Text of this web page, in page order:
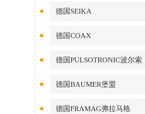
德国SEIKA
德国COAX
德国PULSOTRONIC波尔索
德国BAUMER堡盟
德国FRAMAG弗拉马格